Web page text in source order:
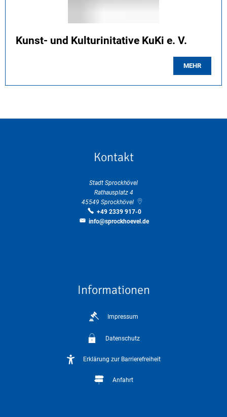
Kunst- und Kulturinitative KuKi e. V.
MEHR
Kontakt
Stadt Sprockhövel
Rathausplatz 4
45549 Sprockhövel
+49 2339 917-0
info@sprockhoevel.de
Informationen
Impressum
Datenschutz
Erklärung zur Barrierefreiheit
Anfahrt